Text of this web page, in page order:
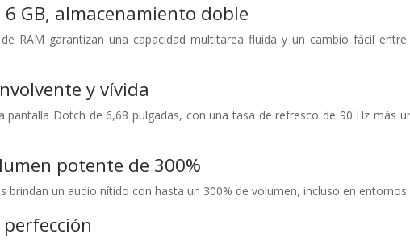
GB, almacenamiento doble
RAM garantizan una capacidad multitarea fluida y un cambio fácil
y vívida
pantalla Dotch de 6,68 pulgadas, con una tasa de refresco de 90 Hz más
potente de 300%
brindan un audio nítido con hasta un 300% de volumen, incluso en entornos